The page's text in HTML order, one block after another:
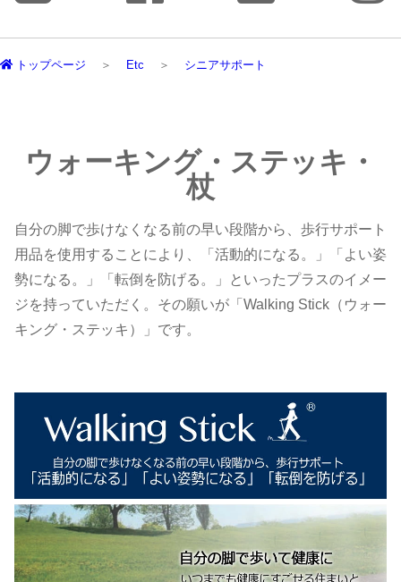
トップページ Etc シニアサポート
ウォーキング・ステッキ・
杖
自分の脚で歩けなくなる前の早い段階から、歩行サポート
用品を使用することにより、「活動的になる。」「よい姿
勢になる。」「転倒を防げる。」といったプラスのイメー
ジを持っていただく。その願いが「Walking Stick（ウォー
キング・ステッキ）」です。